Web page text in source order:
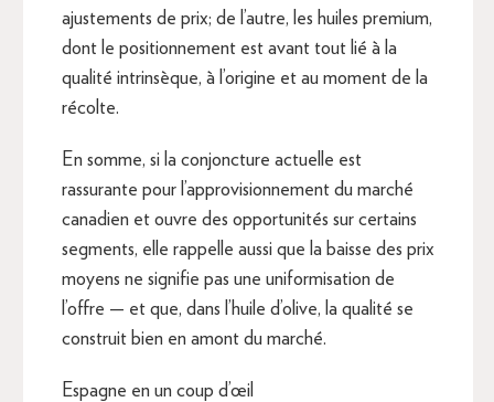
ajustements de prix; de l’autre, les huiles premium,
dont le positionnement est avant tout lié à la
qualité intrinsèque, à l’origine et au moment de la
récolte.
En somme, si la conjoncture actuelle est
rassurante pour l’approvisionnement du marché
canadien et ouvre des opportunités sur certains
segments, elle rappelle aussi que la baisse des prix
moyens ne signifie pas une uniformisation de
l’offre — et que, dans l’huile d’olive, la qualité se
construit bien en amont du marché.
Espagne en un coup d’œil